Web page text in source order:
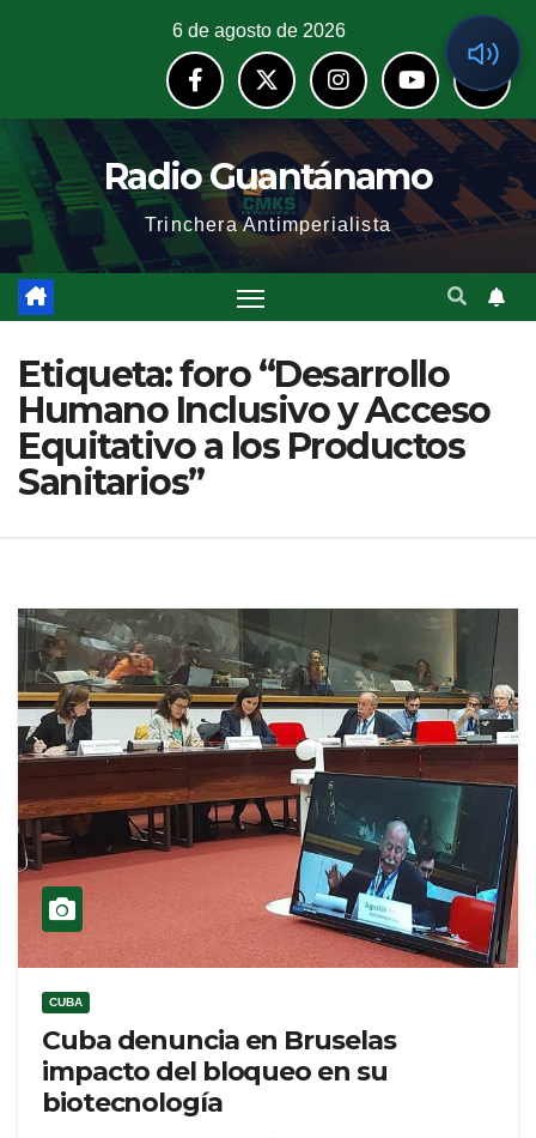
6 de agosto de 2026
Radio Guantánamo
Trinchera Antimperialista
Etiqueta:foro “Desarrollo
Humano Inclusivo y Acceso
Equitativo a los Productos
Sanitarios”
CUBA
Cuba denuncia en Bruselas
impacto del bloqueo en su
biotecnología